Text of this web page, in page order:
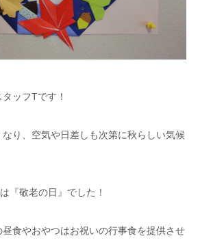
ッフTです！
り、空気や日差しも次第に秋らしい気候
『敬老の日』でした！
食やおやつはお祝いの行事食を提供させ